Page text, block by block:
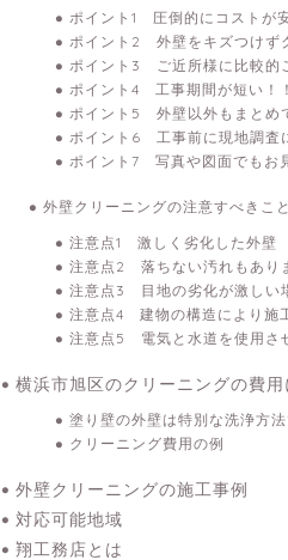
ポイント1 圧倒的にコストが
ポイント2 外壁をキズつけず
ポイント3 ご近所様に比較的
ポイント4 工事期間が短い！！
ポイント5 外壁以外もまとめ
ポイント6 工事前に現地調査
ポイント7 写真や図面でもお
外壁クリーニングの注意すべきこ
注意点1 激しく劣化した外壁
注意点2 落ちない汚れもあり
注意点3 目地の劣化が激しい
注意点4 建物の構造により施
注意点5 電気と水道を使用さ
横浜市旭区のクリーニングの費用
塗り壁の外壁は特別な洗浄方
クリーニング費用の例
外壁クリーニングの施工事例
対応可能地域
翔工務店とは